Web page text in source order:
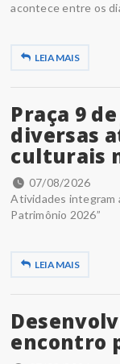
acontece entre os
LEIA MAIS
Praça 9
diversas
culturais
07/08/2026
Atividades integram
Patrimônio 2026”
LEIA MAIS
encontro